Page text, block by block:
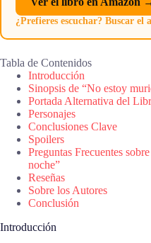
¿Prefieres escuchar? Buscar el
Tabla de Contenidos
Introducción
Sinopsis de “No estoy
Portada Alternativa del
Personajes
Conclusiones Clave
Spoilers
Preguntas Frecuentes
noche”
Reseñas
Sobre los Autores
Conclusión
Introducción